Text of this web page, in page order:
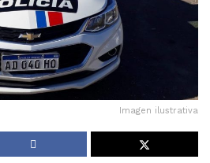
Imagen ilustrativa